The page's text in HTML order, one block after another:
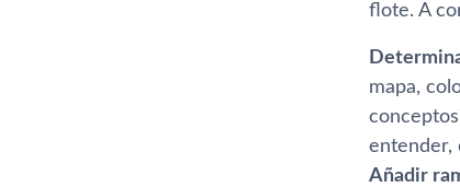
flote. A
mapa,
entender,
Añadir